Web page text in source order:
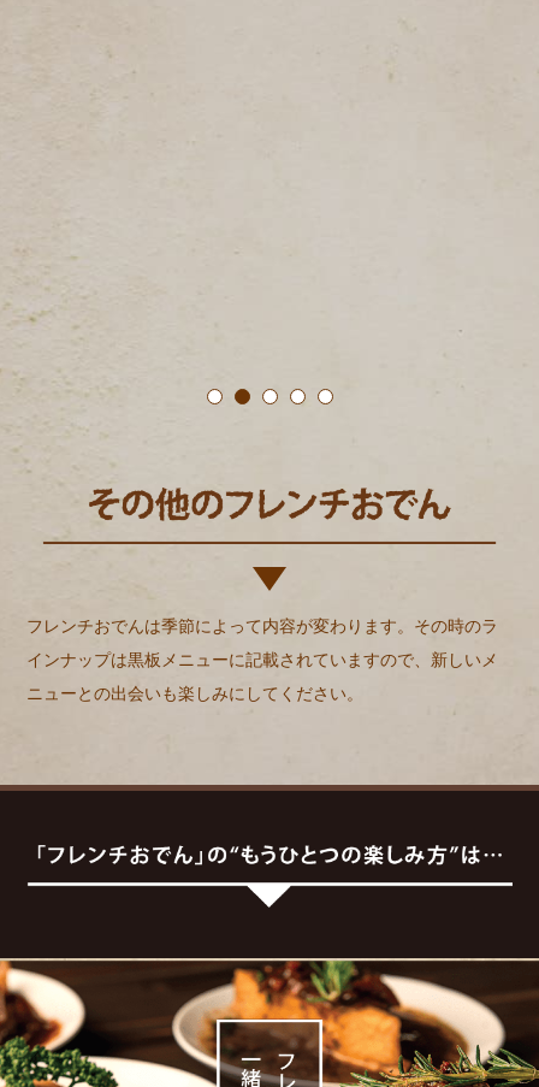
フレンチおでんは季節によって内容が変わります。その時のラ
インナップは黒板メニューに記載されていますので、新しいメ
ニューとの出会いも楽しみにしてください。